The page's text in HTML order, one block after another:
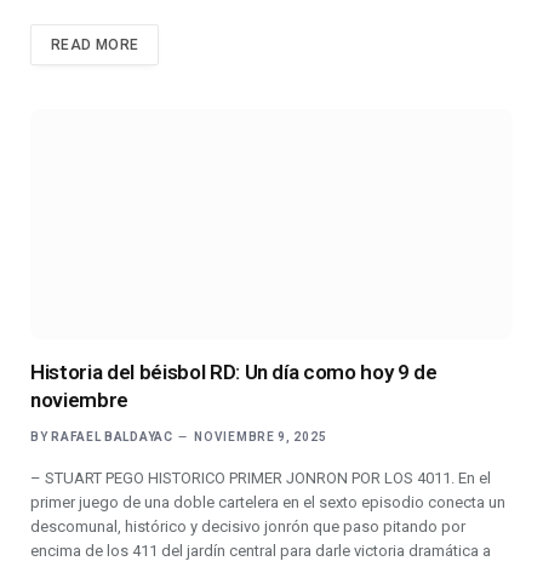
READ MORE
Historia del béisbol RD: Un día como hoy 9 de
noviembre
BY RAFAEL BALDAYAC NOVIEMBRE 9, 2025
– STUART PEGO HISTORICO PRIMER JONRON POR LOS 4011. En el
primer juego de una doble cartelera en el sexto episodio conecta un
descomunal, histórico y decisivo jonrón que paso pitando por
encima de los 411 del jardín central para darle victoria dramática a